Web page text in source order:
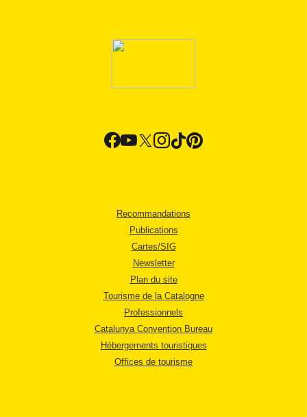
Recommandations
Publications
Cartes/SIG
Newsletter
Plan du site
Tourisme de la Catalogne
Professionnels
Catalunya Convention Bureau
Hébergements touristiques
Offices de tourisme